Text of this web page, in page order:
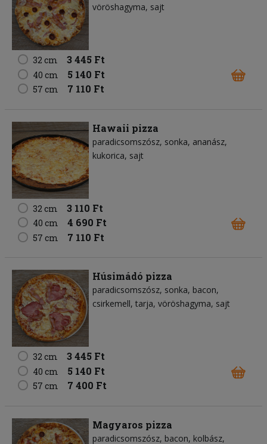
vöröshagyma sajt
32 cm 3 445 Ft
40 cm 5 140 Ft
57 cm 7 110 Ft
Hawaii pizza
paradicsomszósz sonka ananász
kukorica sajt
32 cm 3 110 Ft
40 cm 4 690 Ft
57 cm 7 110 Ft
Húsimádó pizza
paradicsomszósz sonka bacon
csirkemell tarja vöröshagyma sajt
32 cm 3 445 Ft
40 cm 5 140 Ft
57 cm 7 400 Ft
Magyaros pizza
paradicsomszósz bacon kolbász